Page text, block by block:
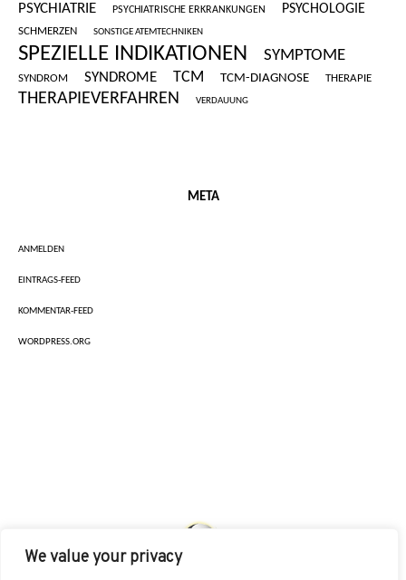
We value your privacy
PSYCHIATRIE PSYCHIATRISCHE ERKRANKUNGEN PSYCHOLOGIE
SCHMERZEN SONSTIGE ATEMTECHNIKEN
SPEZIELLE INDIKATIONEN SYMPTOME
SYNDROM SYNDROME TCM TCM-DIAGNOSE THERAPIE
THERAPIEVERFAHREN VERDAUUNG
META
ANMELDEN
EINTRAGS-FEED
KOMMENTAR-FEED
WORDPRESS.ORG